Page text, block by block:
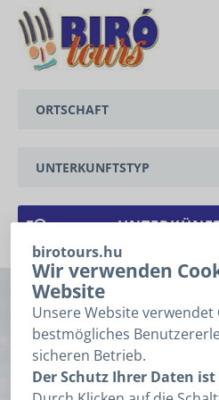
birotours.hu
Wir verwenden
Website
Unsere Website verwendet
bestmögliches
sicheren Betrieb.
Der Schutz Ihrer Daten
ORTSCHAFT
GYENESDIÁS
HÉVÍZ
KESZTHELY
VONYARCVASHEGY
UNTERKUNFTSTYP
FERIENWOHNUNG
FERIENHAUS
Nr. 87 Ferienhaus
Maya mit
Nr. 87 Ferienhaus
1 2
ANREISE
ABREISE*
Ich kenne das Datum